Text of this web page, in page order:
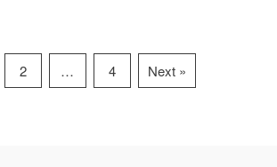
2 … 4 Next »